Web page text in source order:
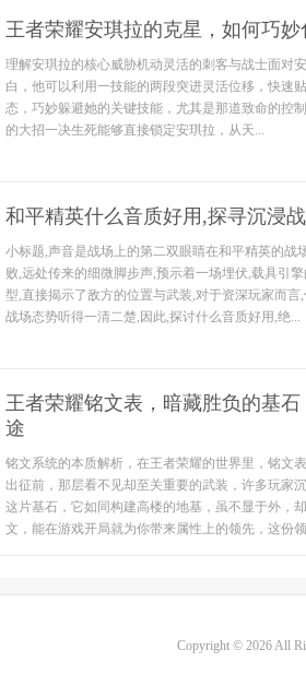
王者荣耀安琪拉的克星，如何巧
理解安琪拉的核心威胁机动灵活的刺客与战士面对
白，他可以利用一技能的两段突进灵活位移，快速
态，巧妙躲避她的关键技能，尤其是那道致命的控
的大招一决生死能够直接锁定安琪拉，从天...
和平精英什么音质好用,探寻沉浸
小标题,声音是战场上的第二双眼睛在和平精英的
败,远处传来的细微脚步声,预示着一场埋伏,载具引
型,直接揭示了敌方的位置与武装,对于资深玩家而
战场态势听得一清二楚,因此,探讨什么音质好用,绝...
王者荣耀铭文表，暗藏胜负的基
途
铭文系统的本质解析，在王者荣耀的世界里，铭文
出征前，那层看不见却至关重要的武装，许多玩家
这片基石，它如同构建高楼的地基，虽不显于外，
文，能在游戏开局就为你带来属性上的领先，这份
Copyright © 2026 All